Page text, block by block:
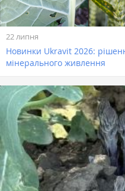
22 липня
Новинки Ukravit 2026:
мінерального живлення